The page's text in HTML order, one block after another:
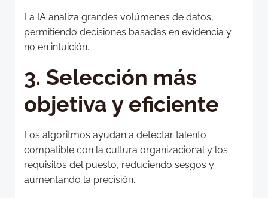
La IA analiza grandes volúmenes de datos,
permitiendo decisiones basadas en evidencia y
no en intuición.
3. Selección más
objetiva y eficiente
Los algoritmos ayudan a detectar talento
compatible con la cultura organizacional y los
requisitos del puesto, reduciendo sesgos y
aumentando la precisión.